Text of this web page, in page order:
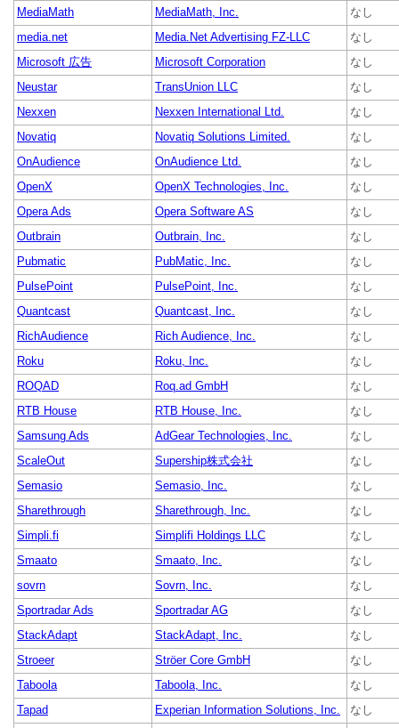
MediaMath
MediaMath, Inc.
なし
media.net
Media.Net Advertising FZ-LLC
なし
Microsoft 広告
Microsoft Corporation
なし
Neustar
TransUnion LLC
なし
Nexxen
Nexxen International Ltd.
なし
Novatiq
Novatiq Solutions Limited.
なし
OnAudience
OnAudience Ltd.
なし
OpenX
OpenX Technologies, Inc.
なし
Opera Ads
Opera Software AS
なし
Outbrain
Outbrain, Inc.
なし
Pubmatic
PubMatic, Inc.
なし
PulsePoint
PulsePoint, Inc.
なし
Quantcast
Quantcast, Inc.
なし
RichAudience
Rich Audience, Inc.
なし
Roku
Roku, Inc.
なし
ROQAD
Roq.ad GmbH
なし
RTB House
RTB House, Inc.
なし
Samsung Ads
AdGear Technologies, Inc.
なし
ScaleOut
Supership株式会社
なし
Semasio
Semasio, Inc.
なし
Sharethrough
Sharethrough, Inc.
なし
Simpli.fi
Simplifi Holdings LLC
なし
Smaato
Smaato, Inc.
なし
sovrn
Sovrn, Inc.
なし
Sportradar Ads
Sportradar AG
なし
StackAdapt
StackAdapt, Inc.
なし
Stroeer
Ströer Core GmbH
なし
Taboola
Taboola, Inc.
なし
Tapad
Experian Information Solutions, Inc.
なし